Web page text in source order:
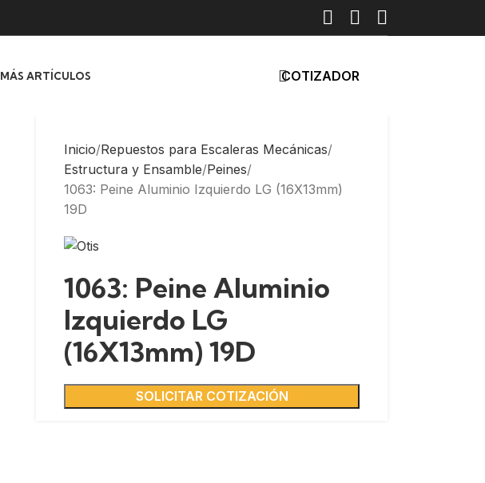
MÁS ARTÍCULOS COTIZADOR
Inicio Repuestos para Escaleras Mecánicas
Estructura y Ensamble Peines
1063: Peine Aluminio Izquierdo LG (16X13mm)
19D
1063: Peine Aluminio
Izquierdo LG
(16X13mm) 19D
SOLICITAR COTIZACIÓN